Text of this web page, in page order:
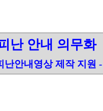
난 안내 의무화
난안내영상 제작 지원 -